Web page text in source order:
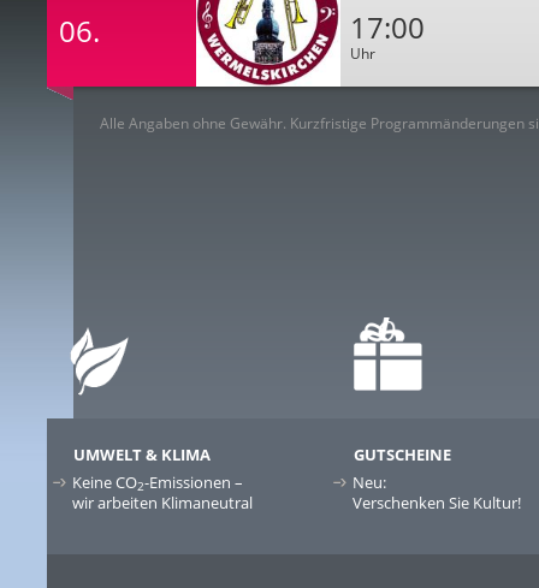
06. 17:00
Uhr
Alle Angaben ohne Gewähr. Kurzfristige Programmänderungen
UMWELT & KLIMA
Keine CO2-Emissionen –
wir arbeiten Klimaneutral
GUTSCHEINE
Neu:
Verschenken Sie Kultur!